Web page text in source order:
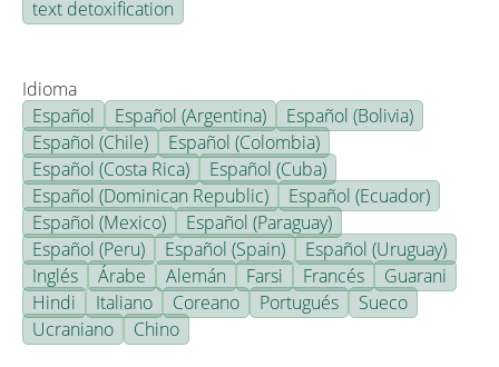
text detoxification
Idioma
Español
Español (Argentina)
Español (Bolivia)
Español (Chile)
Español (Colombia)
Español (Costa Rica)
Español (Cuba)
Español (Dominican Republic)
Español (Ecuador)
Español (Mexico)
Español (Paraguay)
Español (Peru)
Español (Spain)
Español (Uruguay)
Inglés
Árabe Alemán Farsi Francés
Guarani
Hindi
Italiano Coreano Portugués
Sueco
Ucraniano
Chino